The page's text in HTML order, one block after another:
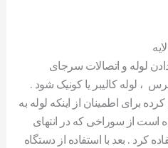
لوله و اتصالات سرجای
، لوله کالیبر یا کونیک شود .
برای اطمینان از اینکه لوله به
است از سوراخی که در انتهای
کرد . بعد با استفاده از دستگاه